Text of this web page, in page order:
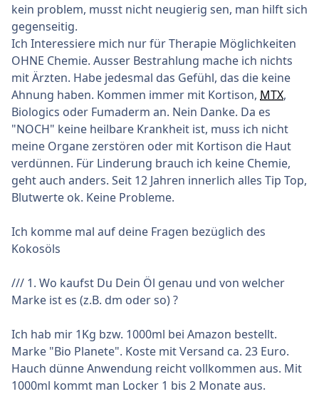
kein problem, musst nicht neugierig sen, man hilft sich
gegenseitig.
Ich Interessiere mich nur für Therapie Möglichkeiten
OHNE Chemie. Ausser Bestrahlung mache ich nichts
mit Ärzten. Habe jedesmal das Gefühl, das die keine
Ahnung haben. Kommen immer mit Kortison, MTX,
Biologics oder Fumaderm an. Nein Danke. Da es
"NOCH" keine heilbare Krankheit ist, muss ich nicht
meine Organe zerstören oder mit Kortison die Haut
verdünnen. Für Linderung brauch ich keine Chemie,
geht auch anders. Seit 12 Jahren innerlich alles Tip Top,
Blutwerte ok. Keine Probleme.
Ich komme mal auf deine Fragen bezüglich des
Kokosöls
/// 1. Wo kaufst Du Dein Öl genau und von welcher
Marke ist es (z.B. dm oder so) ?
Ich hab mir 1Kg bzw. 1000ml bei Amazon bestellt.
Marke "Bio Planete". Koste mit Versand ca. 23 Euro.
Hauch dünne Anwendung reicht vollkommen aus. Mit
1000ml kommt man Locker 1 bis 2 Monate aus.